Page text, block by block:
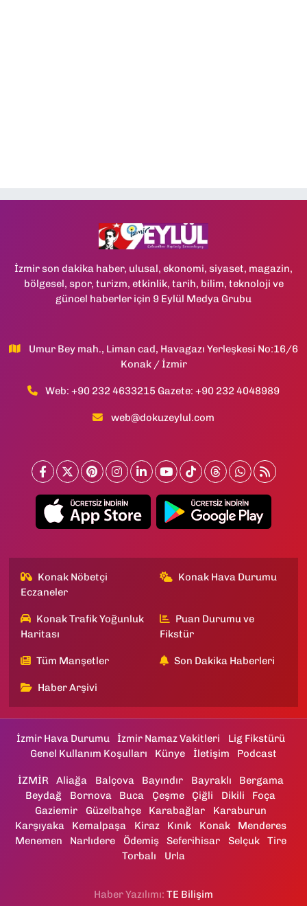
İzmir son dakika haber, ulusal, ekonomi, siyaset, magazin,
bölgesel, spor, turizm, etkinlik, tarih, bilim, teknoloji ve
güncel haberler için 9 Eylül Medya Grubu
Umur Bey mah., Liman cad, Havagazı Yerleşkesi No:16/6
Konak / İzmir
Web: +90 232 4633215 Gazete: +90 232 4048989
web@dokuzeylul.com
Konak Nöbetçi
Eczaneler
Konak Hava Durumu
Konak Trafik Yoğunluk
Haritası
Puan Durumu ve
Fikstür
Tüm Manşetler Son Dakika Haberleri
Haber Arşivi
İzmir Hava Durumu İzmir Namaz Vakitleri
Lig Fikstürü
Genel Kullanım Koşulları
Künye İletişim Podcast
İZMİR Aliağa Balçova Bayındır Bayraklı
Bergama
Beydağ
Bornova Buca Çeşme Çiğli Dikili
Foça
Gaziemir
Güzelbahçe Karabağlar
Karaburun
Karşıyaka
Kemalpaşa Kiraz Kınık Konak
Menderes
Menemen
Narlıdere Ödemiş Seferihisar Selçuk
Tire
Torbalı
Urla
Haber Yazılımı: TE Bilişim